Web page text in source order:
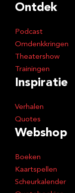
Ontdek
Podcast
Omdenkkringen
Theatershow
Trainingen
Inspiratie
Verhalen
Quotes
Webshop
Boeken
Kaartspellen
Scheurkalender